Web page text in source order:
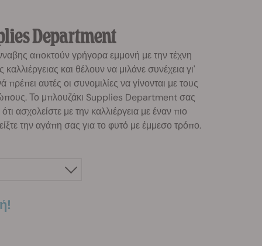
Department
αποκτούν γρήγορα εμμονή με την τέχνη
καλλιέργειας και θέλουν να μιλάνε συνέχεια γι'
αυτές οι συνομιλίες να γίνονται με τους
Το μπλουζάκι Supplies Department σας
ότι ασχολείστε με την καλλιέργεια με έναν πιο
την αγάπη σας για το φυτό με έμμεσο τρόπο.